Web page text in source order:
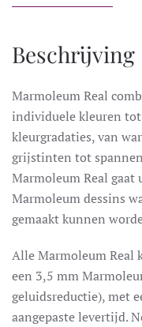
Beschrijving
Marmoleum Real
individuele kleuren
kleurgradaties, van
grijstinten tot
Marmoleum Real gaat
Marmoleum dessins
gemaakt kunnen
Alle Marmoleum Real
een 3,5 mm
geluidsreductie), met
aangepaste levertijd.